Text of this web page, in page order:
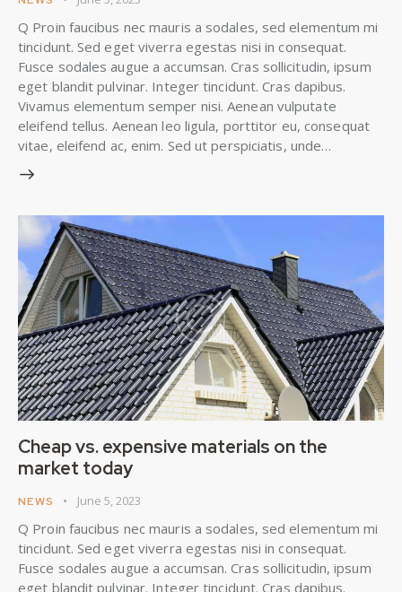
Q Proin faucibus nec mauris a sodales, sed elementum mi
tincidunt. Sed eget viverra egestas nisi in consequat.
Fusce sodales augue a accumsan. Cras sollicitudin, ipsum
eget blandit pulvinar. Integer tincidunt. Cras dapibus.
Vivamus elementum semper nisi. Aenean vulputate
eleifend tellus. Aenean leo ligula, porttitor eu, consequat
vitae, eleifend ac, enim. Sed ut perspiciatis, unde…
Cheap vs. expensive materials on the
market today
NEWS June 5, 2023
Q Proin faucibus nec mauris a sodales, sed elementum mi
tincidunt. Sed eget viverra egestas nisi in consequat.
Fusce sodales augue a accumsan. Cras sollicitudin, ipsum
eget blandit pulvinar. Integer tincidunt. Cras dapibus.